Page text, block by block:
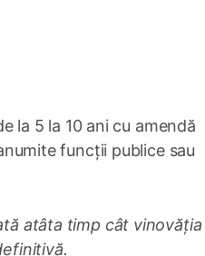
la 5 la 10 ani cu amendă
funcţii publice sau
atâta timp cât vinovăția